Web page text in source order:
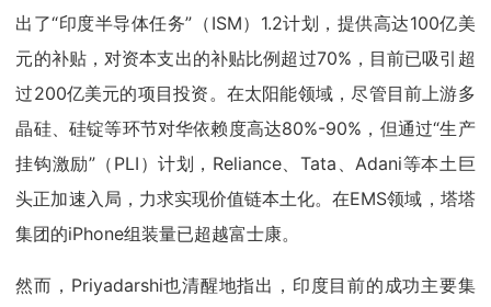
出了“印度半导体任务”（ISM）1.2计划，提供高达100亿美
元的补贴，对资本支出的补贴比例超过70%，目前已吸引超
过200亿美元的项目投资。在太阳能领域，尽管目前上游多
晶硅、硅锭等环节对华依赖度高达80%-90%，但通过“生产
挂钩激励”（PLI）计划，Reliance、Tata、Adani等本土巨
头正加速入局，力求实现价值链本土化。在EMS领域，塔塔
集团的iPhone组装量已超越富士康。
然而，Priyadarshi也清醒地指出，印度目前的成功主要集